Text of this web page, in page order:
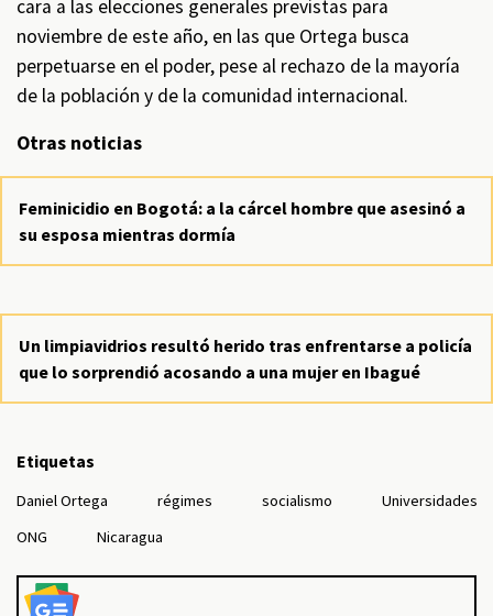
cara a las elecciones generales previstas para
noviembre de este año, en las que Ortega busca
perpetuarse en el poder, pese al rechazo de la mayoría
de la población y de la comunidad internacional.
Otras noticias
Feminicidio en Bogotá: a la cárcel hombre que asesinó a
su esposa mientras dormía
Un limpiavidrios resultó herido tras enfrentarse a policía
que lo sorprendió acosando a una mujer en Ibagué
Etiquetas
Daniel Ortega régimes socialismo
Universidades
ONG
Nicaragua